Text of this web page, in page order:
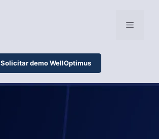
Solicitar demo WellOptimus